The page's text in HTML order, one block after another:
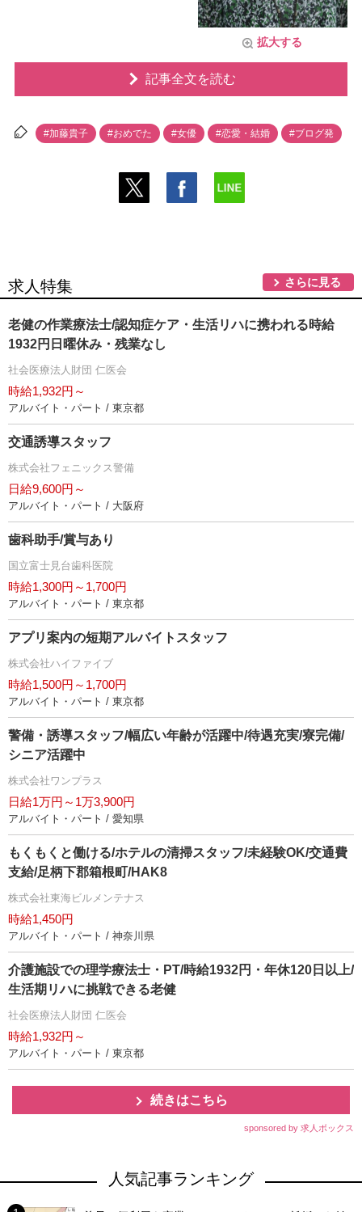
拡大する
記事全文を読む
#加藤貴子 #おめでた #女優 #恋愛・結婚 #ブログ発
求人特集 さらに見る
老健の作業療法士/認知症ケア・生活リハに携われる時給
1932円日曜休み・残業なし
社会医療法人財団 仁医会
時給1,932円～
アルバイト・パート / 東京都
交通誘導スタッフ
株式会社フェニックス警備
日給9,600円～
アルバイト・パート / 大阪府
歯科助手/賞与あり
国立富士見台歯科医院
時給1,300円～1,700円
アルバイト・パート / 東京都
アプリ案内の短期アルバイトスタッフ
株式会社ハイファイブ
時給1,500円～1,700円
アルバイト・パート / 東京都
警備・誘導スタッフ/幅広い年齢が活躍中/待遇充実/寮完備/
シニア活躍中
株式会社ワンプラス
日給1万円～1万3,900円
アルバイト・パート / 愛知県
もくもくと働ける/ホテルの清掃スタッフ/未経験OK/交通費
支給/足柄下郡箱根町/HAK8
株式会社東海ビルメンテナス
時給1,450円
アルバイト・パート / 神奈川県
介護施設での理学療法士・PT/時給1932円・年休120日以上/
生活期リハに挑戦できる老健
社会医療法人財団 仁医会
時給1,932円～
アルバイト・パート / 東京都
続きはこちら
sponsored by 求人ボックス
人気記事ランキング